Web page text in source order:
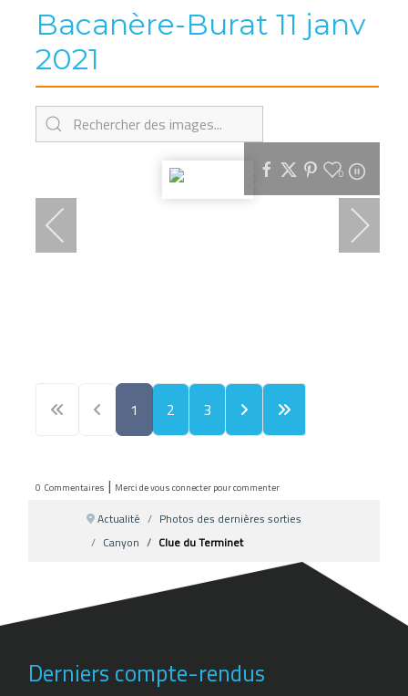
Bacanère-Burat 11 janv
2021
0
1 2 3
0 Commentaires | Merci de vous connecter pour commenter
Actualité
Photos des dernières sorties
Canyon
Clue du Terminet
Derniers compte-rendus